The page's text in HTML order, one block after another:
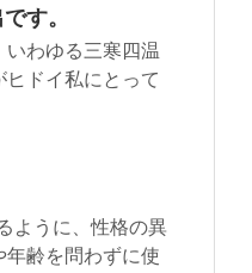
す。
いわゆる三寒四温
ドイ私にとって
ように、性格の異
齢を問わずに使